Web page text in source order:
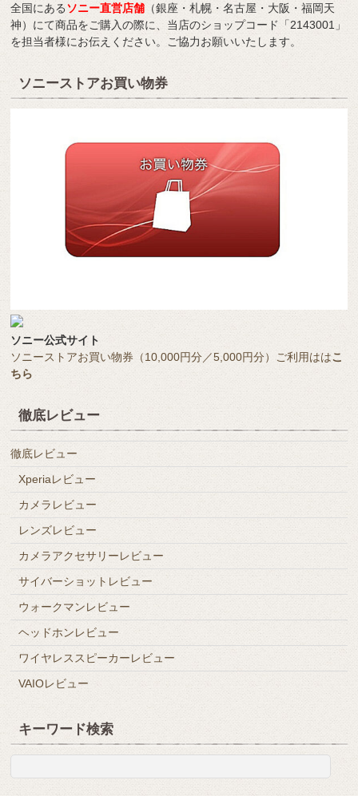
全国にあるソニー直営店舗 （銀座・札幌・名古屋・大阪・福岡天
神）にて商品をご購入の際に、当店のショップコード「2143001」
を担当者様にお伝えください。ご協力お願いいたします。
ソニーストアお買い物券
ソニー公式サイト
ソニーストアお買い物券（10,000円分／5,000円分）ご利用ははこ
ちら
徹底レビュー
徹底レビュー
Xperiaレビュー
カメラレビュー
レンズレビュー
カメラアクセサリーレビュー
サイバーショットレビュー
ウォークマンレビュー
ヘッドホンレビュー
ワイヤレススピーカーレビュー
VAIOレビュー
キーワード検索